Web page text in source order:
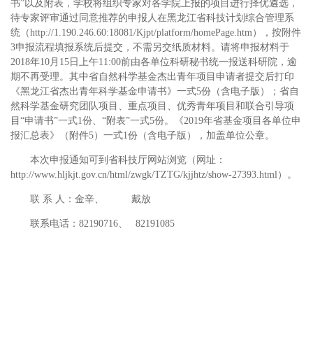
书”以及附表，学校将组织专家对各学院上报的项目进行择优遴选，
待专家评审通过同意推荐的申报人在黑龙江省科技计划综合管理系
统（http://1.190.246.60:18081/Kjpt/platform/homePage.htm），按附件
3申报流程填报系统后提交，不需另交纸质材料。请将申报材料于
2018年10月 15 日上午11:00前由各单位科研秘书统一报送科研院，逾
期不再受理。其中省自然科学基金杰出青年项目申请者提交后打印
《黑龙江省杰出青年科学基金申请书》一式5份（含电子版）；省自
然科学基金研究团队项目、重点项目、优秀青年项目和联合引导项
目 “申请书”一式1份、 “附表”一式5份。《2019年省基金项目各单位申
报汇总表》（附件5）一式1份（含电子版），加盖单位公章。
本次申报通知可到省科技厅网站浏览（网址：
http://www.hljkjt.gov.cn/html/zwgk/TZTG/kjjhtz/show-27393.html）。
联 系 人：金辛、 戴放
联系电话： 82190716、 82191085